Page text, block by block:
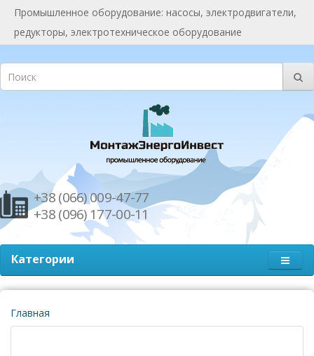
Промышленное оборудование: насосы, электродвигатели,
редукторы, электротехническое оборудование
+38 (066) 009-47-77
+38 (096) 177-00-11
Категории
Главная